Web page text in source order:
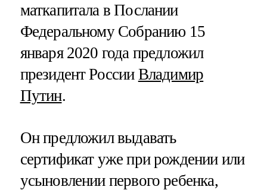
маткапитала в Послании
Федеральному Собранию 15
января 2020 года предложил
президент России Владимир
Путин.
Он предложил выдавать
сертификат уже при рождении или
усыновлении первого ребенка,